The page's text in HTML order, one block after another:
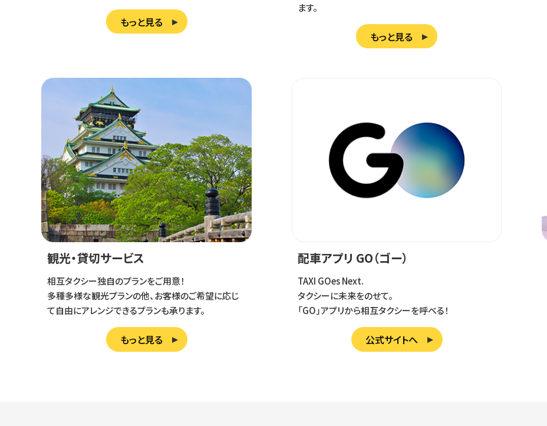
もっと見る
ます。
もっと見る
観光・貸切サービス
相互タクシー独自のプランをご用意！
多種多様な観光プランの他、お客様のご希望に応じ
て自由にアレンジできるプランも承ります。
もっと見る
配車アプリ GO（ゴー）
TAXI GOes Next.
タクシーに未来をのせて。
「GO」アプリから相互タクシーを呼べる！
公式サイトへ